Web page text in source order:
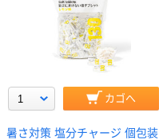
カゴへ
暑さ対策 塩分チャージ 個包装